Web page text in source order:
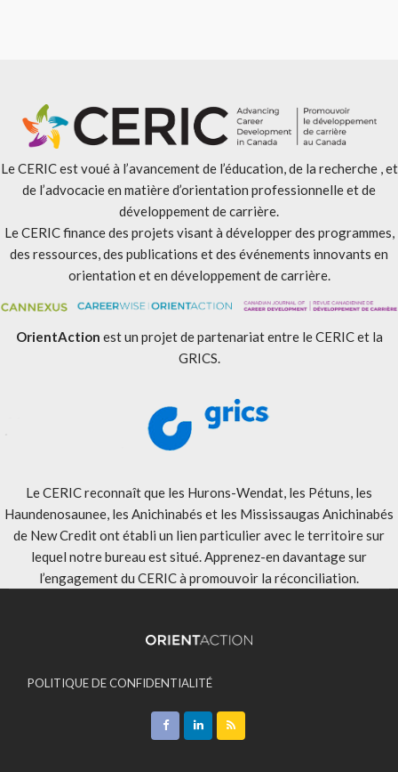
Le CERIC est voué à l’avancement de l’éducation, de la recherche , et
de l’advocacie en matière d’orientation professionnelle et de
développement de carrière.
Le CERIC finance des projets visant à développer des programmes,
des ressources, des publications et des événements innovants en
orientation et en développement de carrière.
OrientAction est un projet de partenariat entre le CERIC et la
GRICS.
Le CERIC reconnaît que les Hurons-Wendat, les Pétuns, les
Haundenosaunee, les Anichinabés et les Mississaugas Anichinabés
de New Credit ont établi un lien particulier avec le territoire sur
lequel notre bureau est situé. Apprenez-en davantage sur
l’engagement du CERIC à promouvoir la réconciliation.
POLITIQUE DE CONFIDENTIALITÉ
ACCEPTATION DES MODALITÉS CONTACT